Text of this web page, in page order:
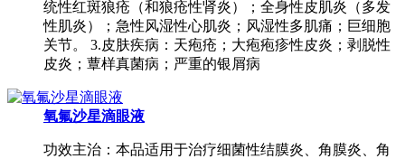
统性红斑狼疮（和狼疮性肾炎）；全身性皮肌炎（多发
性肌炎）；急性风湿性心肌炎；风湿性多肌痛；巨细胞
关节。 3.皮肤疾病：天疱疮；大疱疱疹性皮炎；剥脱性
皮炎；蕈样真菌病；严重的银屑病
氧氟沙星滴眼液
功效主治：本品适用于治疗细菌性结膜炎、角膜炎、角